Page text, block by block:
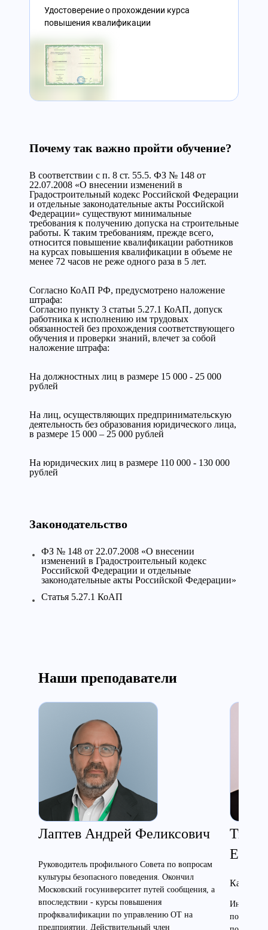
Удостоверение о прохождении курса
повышения квалификации
Почему так важно пройти обучение?
В соответствии с п. 8 ст. 55.5. ФЗ № 148 от
22.07.2008 «О внесении изменений в
Градостроительный кодекс Российской Федерации
и отдельные законодательные акты Российской
Федерации» существуют минимальные
требования к получению допуска на строительные
работы. К таким требованиям, прежде всего,
относится повышение квалификации работников
на курсах повышения квалификации в объеме не
менее 72 часов не реже одного раза в 5 лет.
Cогласно КоАП РФ, предусмотрено наложение
штрафа:
Согласно пункту 3 статьи 5.27.1 КоАП, допуск
работника к исполнению им трудовых
обязанностей без прохождения соответствующего
обучения и проверки знаний, влечет за собой
наложение штрафа:
На должностных лиц в размере 15 000 - 25 000
рублей
На лиц, осуществляющих предпринимательскую
деятельность без образования юридического лица,
в размере 15 000 – 25 000 рублей
На юридических лиц в размере 110 000 - 130 000
рублей
Законодательство
ФЗ № 148 от 22.07.2008 «О внесении
изменений в Градостроительный кодекс
Российской Федерации и отдельные
законодательные акты Российской Федерации»
Статья 5.27.1 КоАП
Наши преподаватели
Лаптев Андрей Феликсович
Руководитель профильного Совета по вопросам
культуры безопасного поведения. Окончил
Московский госуниверситет путей сообщения, а
впоследствии - курсы повышения
профквалификации по управлению ОТ на
предприятии. Действительный член
Инженер
по